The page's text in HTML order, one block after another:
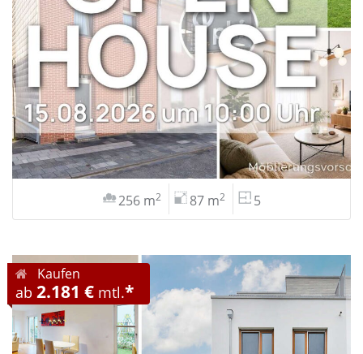
256 m2 87 m2 5
Kaufen
ab 2.181 € mtl.*